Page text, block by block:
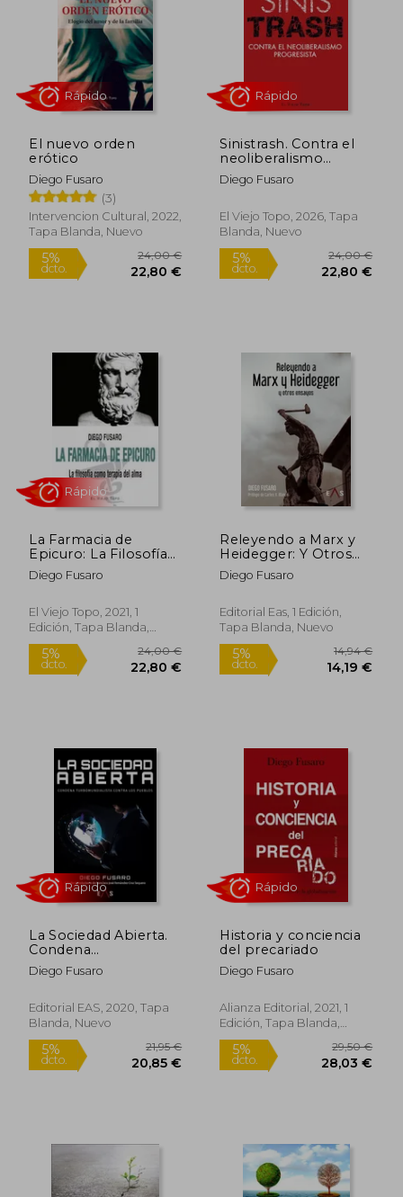
5%
dcto. 15,20 €
5%
dcto.
El nuevo orden
erótico
Diego Fusaro
(3)
Intervencion Cultural, 2022,
Tapa Blanda, Nuevo
5%
dcto.
24,00 €
Sinistrash. Contra el
neoliberalismo
progresista
Diego Fusaro
El Viejo Topo, 2026, Tapa
Blanda, Nuevo
5%
dcto.
La Farmacia de
Epicuro: La Filosofía
Como Terapia del
Alma
Diego Fusaro
El Viejo Topo, 2021, 1
Edición, Tapa Blanda,
Nuevo
5% 24,00 €
Releyendo a Marx y
Heidegger: Y Otros
Ensayos
Diego Fusaro
Editorial Eas, 1 Edición,
Tapa Blanda, Nuevo
5%
La Sociedad Abierta.
Condena
Turbomundialista
Contra los Pueblos
Diego Fusaro
Editorial EAS, 2020, Tapa
Blanda, Nuevo
Historia y conciencia
del precariado
Diego Fusaro
Alianza Editorial, 2021, 1
Edición, Tapa Blanda,
Nuevo
Rápido